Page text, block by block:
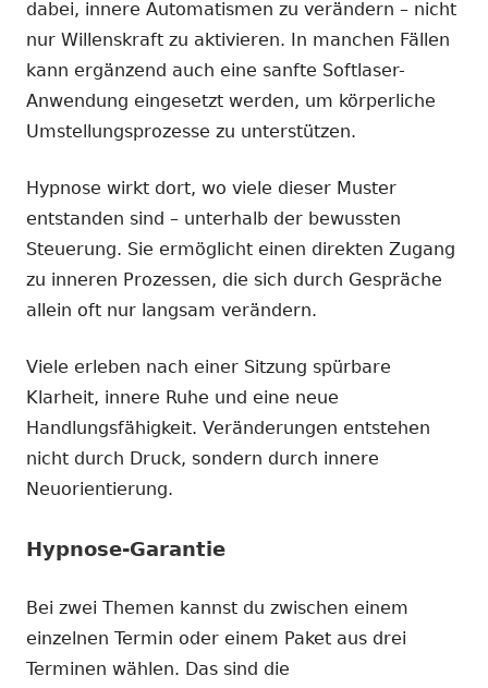
dabei, innere Automatismen zu verändern – nicht
nur Willenskraft zu aktivieren. In manchen Fällen
kann ergänzend auch eine sanfte Softlaser-
Anwendung eingesetzt werden, um körperliche
Umstellungsprozesse zu unterstützen.
Hypnose wirkt dort, wo viele dieser Muster
entstanden sind – unterhalb der bewussten
Steuerung. Sie ermöglicht einen direkten Zugang
zu inneren Prozessen, die sich durch Gespräche
allein oft nur langsam verändern.
Viele erleben nach einer Sitzung spürbare
Klarheit, innere Ruhe und eine neue
Handlungsfähigkeit. Veränderungen entstehen
nicht durch Druck, sondern durch innere
Neuorientierung.
Hypnose-Garantie
Bei zwei Themen kannst du zwischen einem
einzelnen Termin oder einem Paket aus drei
Terminen wählen. Das sind die